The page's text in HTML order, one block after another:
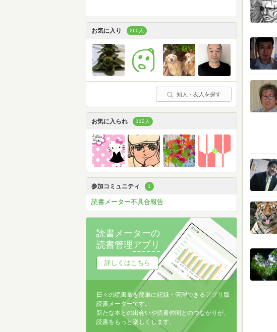
お気に入り 260人
知人・友人を探す
お気に入られ 112人
参加コミュニティ 1
読書メーター不具合報告
読書メーターの
読書管理アプリ
詳しくはこちら
日々の読書量を簡単に記録・管理できるアプリ版
読書メーターです。
新たな本との出会いや読書仲間とのつながりが、
読書をもっと楽しくします。